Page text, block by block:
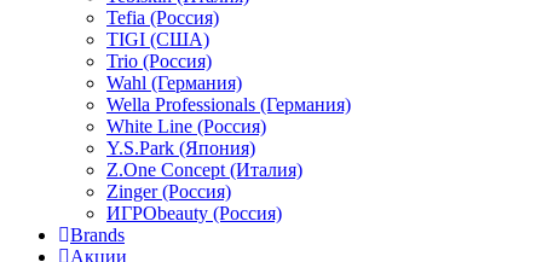
Tefia (Россия)
TIGI (США)
Trio (Россия)
Wahl (Германия)
Wella Professionals (Германия)
White Line (Россия)
Y.S.Park (Япония)
Z.One Concept (Италия)
Zinger (Россия)
ИГРОbeauty (Россия)
Brands
Акции